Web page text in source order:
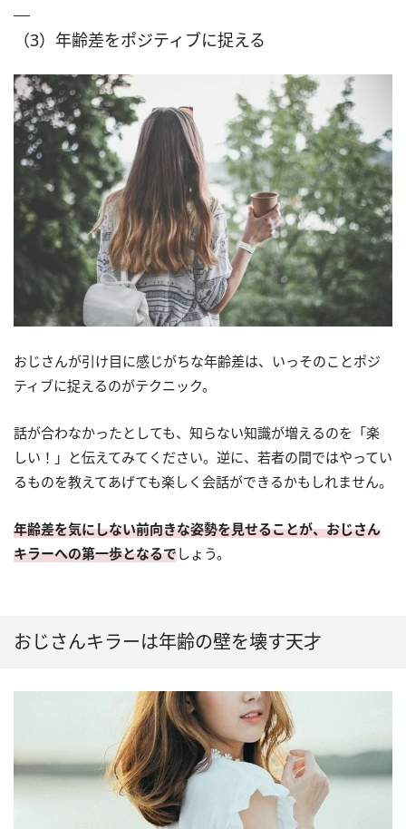
（3）年齢差をポジティブに捉える
おじさんが引け目に感じがちな年齢差は、いっそのことポジ
ティブに捉えるのがテクニック。
話が合わなかったとしても、知らない知識が増えるのを「楽
しい！」と伝えてみてください。逆に、若者の間ではやってい
るものを教えてあげても楽しく会話ができるかもしれません。
年齢差を気にしない前向きな姿勢を見せることが、おじさん
キラーへの第一歩となるでしょう。
おじさんキラーは年齢の壁を壊す天才